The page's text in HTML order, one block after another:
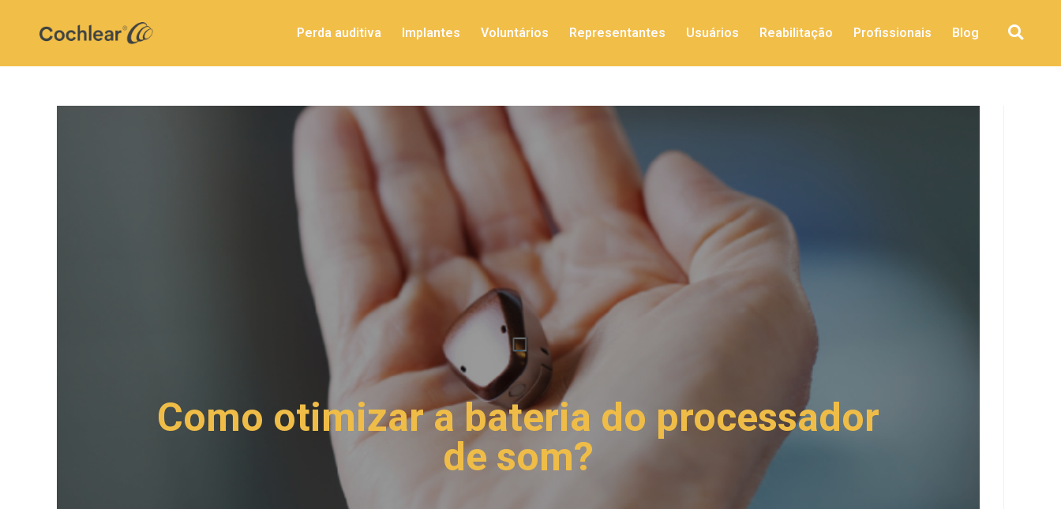
Perda auditiva Implantes Voluntários Representantes Usuários Reabilitação Profissionais Blog
Como otimizar a bateria do processador
de som?